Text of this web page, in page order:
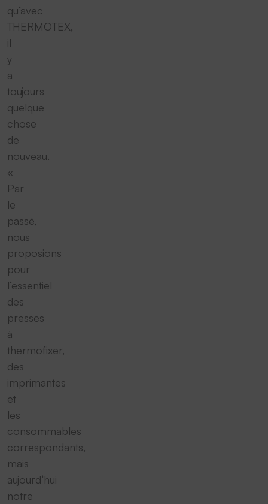
qu‘avec
THERMOTEX,
il
y
a
toujours
quelque
chose
de
nouveau.
«
Par
le
passé,
nous
proposions
pour
l‘essentiel
des
presses
à
thermofixer,
des
imprimantes
et
les
consommables
correspondants,
mais
aujourd‘hui
notre